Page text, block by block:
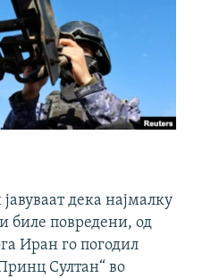
дека најмалку
биле повредени, од
Иран го погодил
Султан“ во